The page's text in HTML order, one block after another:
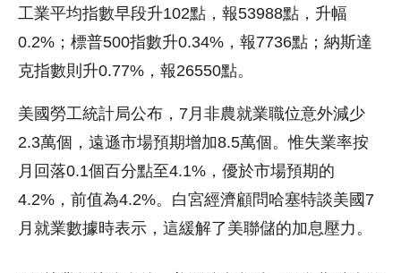
工業平均指數早段升102點，報53988點，升幅
0.2%；標普500指數升0.34%，報7736點；納斯達
克指數則升0.77%，報26550點。
美國勞工統計局公布，7月非農就業職位意外減少
2.3萬個，遠遜市場預期增加8.5萬個。惟失業率按
月回落0.1個百分點至4.1%，優於市場預期的
4.2%，前值為4.2%。白宮經濟顧問哈塞特談美國7
月就業數據時表示，這緩解了美聯儲的加息壓力。